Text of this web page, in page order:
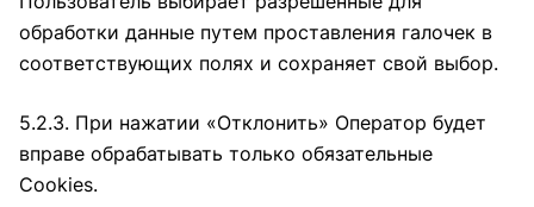
обработки данные путем проставления галочек в
соответствующих полях и сохраняет свой выбор.
5.2.3. При нажатии «Отклонить» Оператор будет
вправе обрабатывать только обязательные
Cookies.